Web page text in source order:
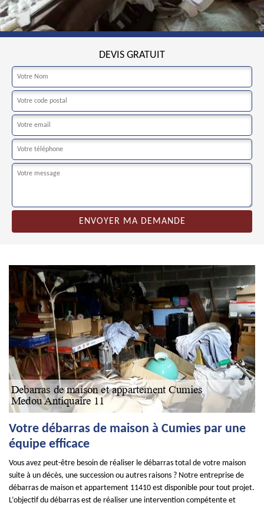
DEVIS GRATUIT
Votre débarras de maison à Cumies par une
équipe efficace
Vous avez peut-être besoin de réaliser le débarras total de votre maison
suite à un décès, une succession ou autres raisons ? Notre entreprise de
débarras de maison et appartement 11410 est disponible pour tout projet.
L’objectif du débarras est de réaliser une intervention compétente et